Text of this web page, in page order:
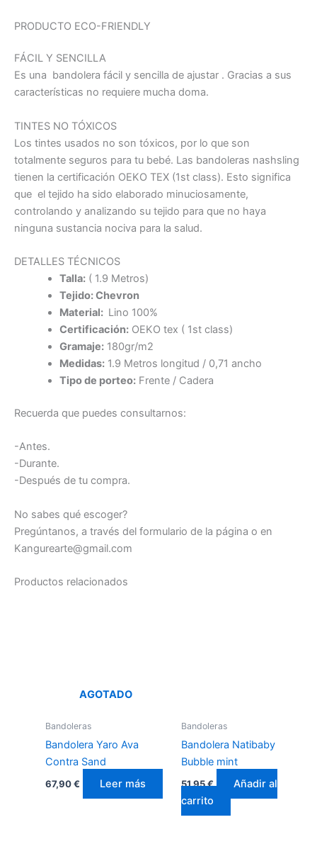
PRODUCTO ECO-FRIENDLY
FÁCIL Y SENCILLA
Es una bandolera fácil y sencilla de ajustar . Gracias a sus
características no requiere mucha doma.
TINTES NO TÓXICOS
Los tintes usados no son tóxicos, por lo que son
totalmente seguros para tu bebé. Las bandoleras nashsling
tienen la certificación OEKO TEX (1st class). Esto significa
que el tejido ha sido elaborado minuciosamente,
controlando y analizando su tejido para que no haya
ninguna sustancia nociva para la salud.
DETALLES TÉCNICOS
Talla:( 1.9 Metros)
Tejido: Chevron
Material: Lino 100%
Certificación:OEKO tex ( 1st class)
Gramaje:180gr/m2
Medidas:1.9 Metros longitud / 0,71 ancho
Tipo de porteo:Frente / Cadera
Recuerda que puedes consultarnos:
-Antes.
-Durante.
-Después de tu compra.
No sabes qué escoger?
Pregúntanos, a través del formulario de la página o en
Kangurearte@gmail.com
Productos relacionados
AGOTADO
Bandoleras
Bandolera Yaro Ava
Contra Sand
67,90€ Leer más
Bandoleras
Bandolera Natibaby
Bubble mint
51,95€
Añadir al
carrito